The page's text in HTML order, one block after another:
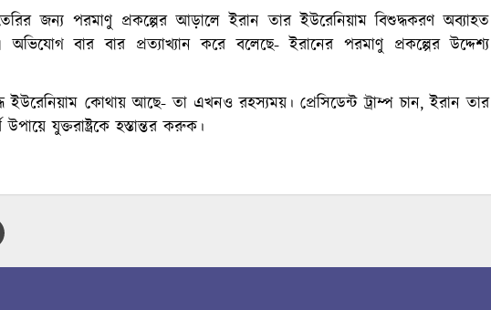
জন্য পরমাণু প্রকল্পের আড়ালে ইরান তার ইউরেনিয়াম বিশুদ্ধকরণ অব্যাহত
বার বার প্রত্যাখ্যান করে বলেছে- ইরানের পরমাণু প্রকল্পের উদ্দেশ্য
কোথায় আছে- তা এখনও রহস্যময়। প্রেসিডেন্ট ট্রাম্প চান, ইরান তার
যুক্তরাষ্ট্রকে হস্তান্তর করুক।